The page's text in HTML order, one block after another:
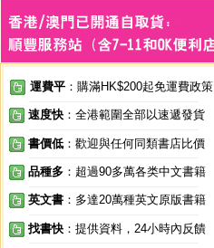
運費平 ：購滿HK$200起免運費政策
速度快 ：全港範圍全部以速遞發貨
書價低 ：歡迎與任何同類書店比價
品種多 ：超過90多萬各类中文書籍
英文書 ：多達20萬種英文原版書籍
找書快 ：提供資料，24小時內反饋